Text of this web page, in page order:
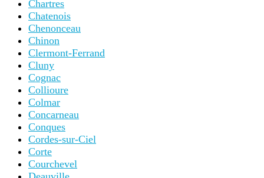
Chartres
Chatenois
Chenonceau
Chinon
Clermont-Ferrand
Cluny
Cognac
Collioure
Colmar
Concarneau
Conques
Cordes-sur-Ciel
Corte
Courchevel